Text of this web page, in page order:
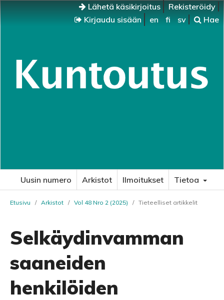
Lähetä käsikirjoitus
Rekisteröidy
Kirjaudu sisään
en fi sv Hae
Uusin numero Arkistot Ilmoitukset Tietoa
Etusivu / Arkistot / Vol 48 Nro 2 (2025) / Tieteelliset artikkelit
Selkäydinvamman
saaneiden
henkilöiden